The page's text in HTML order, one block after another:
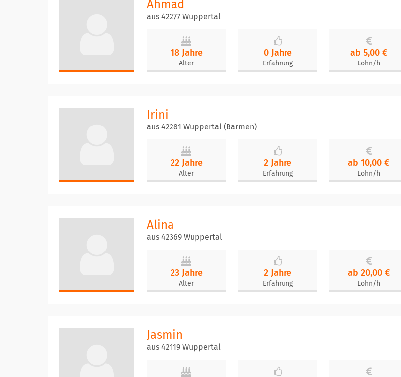
Ahmad
aus 42277 Wuppertal
18 Jahre
Alter
0 Jahre
Erfahrung
ab 5,00 €
Lohn/h
Irini
aus 42281 Wuppertal (Barmen)
22 Jahre
Alter
2 Jahre
Erfahrung
ab 10,00 €
Lohn/h
Alina
aus 42369 Wuppertal
23 Jahre
Alter
2 Jahre
Erfahrung
ab 20,00 €
Lohn/h
Jasmin
aus 42119 Wuppertal